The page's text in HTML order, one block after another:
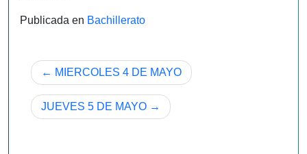
Publicada en Bachillerato
Navegación
de
entradas
MIERCOLES 4 DE MAYO
JUEVES 5 DE MAYO